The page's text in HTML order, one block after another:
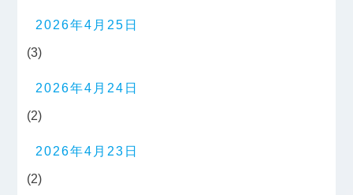
2026年4月25日
(3)
2026年4月24日
(2)
2026年4月23日
(2)